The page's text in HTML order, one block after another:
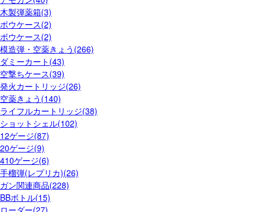
木製弾薬箱(3)
ボウケース(2)
ボウケース(2)
模造弾・空薬きょう(266)
ダミーカート(43)
空撃ちケース(39)
発火カートリッジ(26)
空薬きょう(140)
ライフルカートリッジ(38)
ショットシェル(102)
12ゲージ(87)
20ゲージ(9)
410ゲージ(6)
手榴弾(レプリカ)(26)
ガン関連商品(228)
BBボトル(15)